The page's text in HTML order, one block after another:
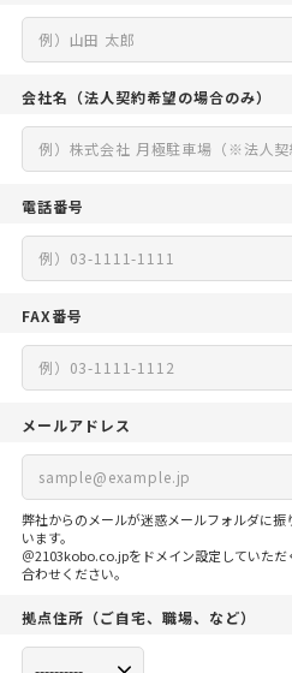
会社名 （法人契約希望の場合のみ）
電話番号
FAX番号
メールアドレス
弊社からのメールが迷惑メールフォルダに
います。
＠2103kobo.co.jpをドメイン設定していた
合わせください。
拠点住所 （ご自宅、 職場、など）